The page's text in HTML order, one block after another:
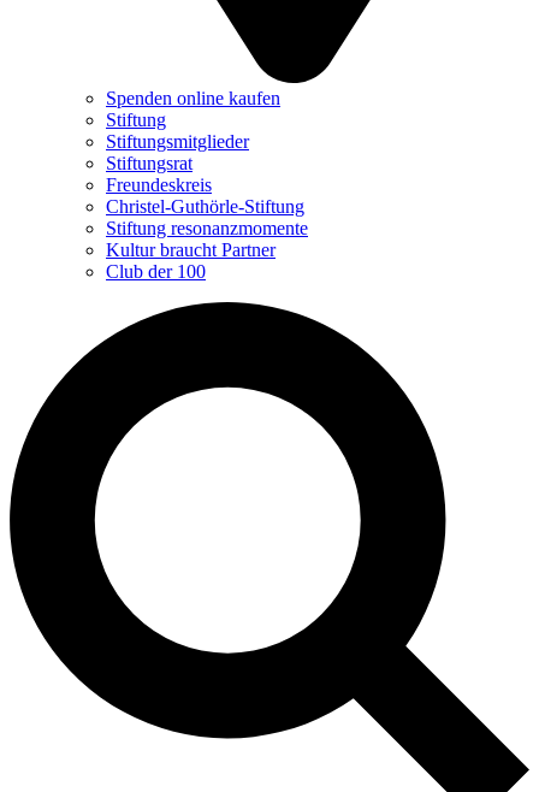
Spenden online kaufen
Stiftung
Stiftungsmitglieder
Stiftungsrat
Freundeskreis
Christel-Guthörle-Stiftung
Stiftung resonanzmomente
Kultur braucht Partner
Club der 100